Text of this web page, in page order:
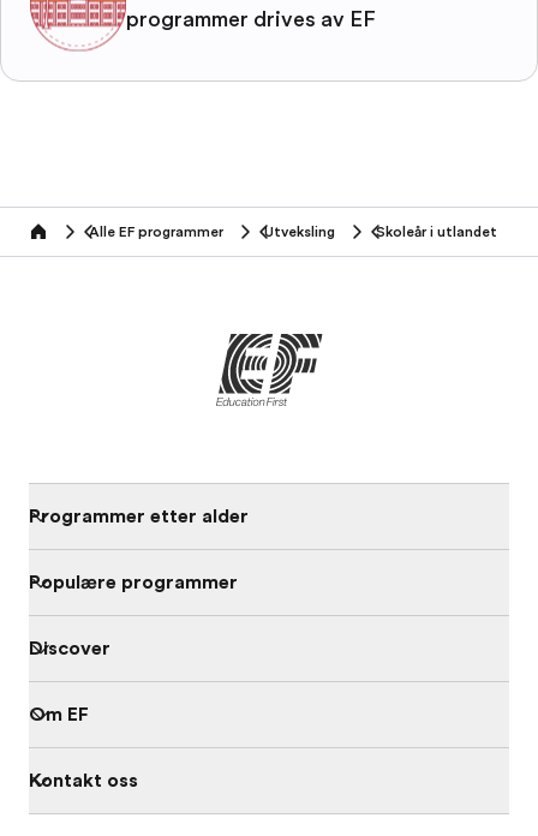
programmer drives av EF
home Alle EF programmer Utveksling Skoleår i utlandet
Programmer etter alder
Populære programmer
Discover
Om EF
Kontakt oss